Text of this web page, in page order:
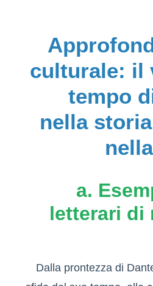
7.
culturale: il
tempo
nella
a.
letterari di
Dalla prontezza di